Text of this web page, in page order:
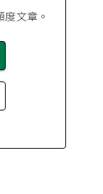
文章。